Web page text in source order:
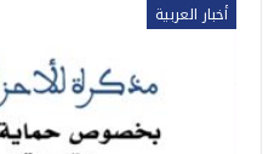
أخبار العربية